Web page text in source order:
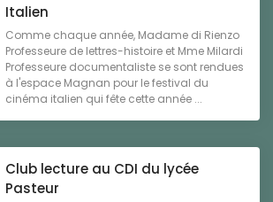
Italien
Comme chaque année, Madame di Rienzo
Professeure de lettres-histoire et Mme Milardi
Professeure documentaliste se sont rendues
à l'espace Magnan pour le festival du
cinéma italien qui fête cette année ...
Club lecture au CDI du lycée
Pasteur